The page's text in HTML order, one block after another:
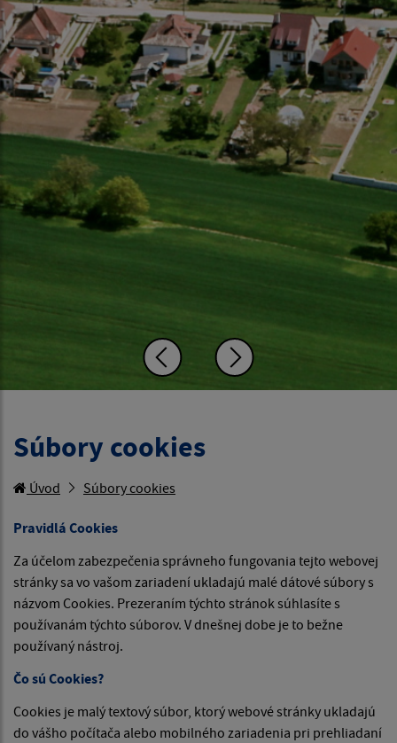
Súbory cookies
Úvod Súbory cookies
Pravidlá Cookies
Za účelom zabezpečenia správneho fungovania tejto webovej
stránky sa vo vašom zariadení ukladajú malé dátové súbory s
názvom Cookies. Prezeraním týchto stránok súhlasíte s
používanám týchto súborov. V dnešnej dobe je to bežne
používaný nástroj.
Čo sú Cookies?
Cookies je malý textový súbor, ktorý webové stránky ukladajú
do vášho počítača alebo mobilného zariadenia pri prehliadaní